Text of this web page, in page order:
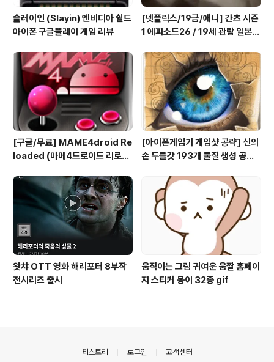
슬레이인 (Slayin) 엔비디아 쉴드
아이폰 구글플레이 게임 리뷰
[넷플릭스/19금/애니] 간츠 시즌
1 에피소드26 / 19세 관람 일본
[구글/무료] MAME4droid Re
loaded (마메4드로이드 리로디
os & rooms 게임폰
[아이폰게임기 게임샷 공략] 신의
손 두들갓 193개 물질 생성 공략
왓챠 OTT 영화 해리포터 8부작
전시리즈 출시
움직이는 그림 귀여운 움짤 홈페이
지 스티커 몽이 32종 gif
티스토리 로그인 고객센터